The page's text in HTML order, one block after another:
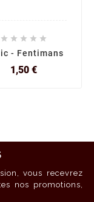
    
- Fentimans
1,50 €Prix
vous recevrez
nos promotions,